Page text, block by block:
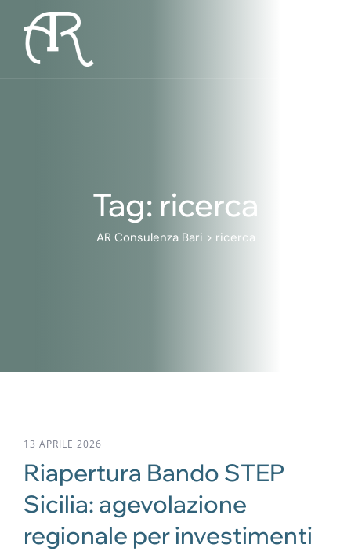
content
Tag: ricerca
AR Consulenza Bari > ricerca
13 APRILE 2026
Riapertura Bando STEP
Sicilia: agevolazione
regionale per investimenti